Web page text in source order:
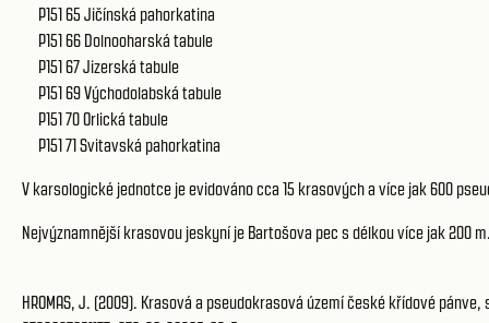
P151 65 Jičínská pahorkatina
P151 66 Dolnooharská tabule
P151 67 Jizerská tabule
P151 69 Východolabská tabule
P151 70 Orlická tabule
P151 71 Svitavská pahorkatina
V karsologické jednotce je evidováno cca 15 krasových a více jak 600
Nejvýznamnější krasovou jeskyní je Bartošova pec s délkou více jak 200
HROMAS, J. (2009). Krasová a pseudokrasová území české křídové pánve,